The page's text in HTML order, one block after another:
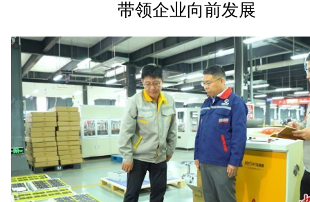
带领企业向前发展